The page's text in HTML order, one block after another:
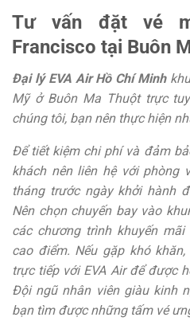
Tư vấn đặt vé
Francisco tại Buôn
Đại lý EVA Air Hồ Chí Minh
Mỹ ở Buôn Ma Thuột trực
chúng tôi, bạn nên thực hiện
Để tiết kiệm chi phí và đảm
khách nên liên hệ với phòng
tháng trước ngày khởi hành
Nên chọn chuyến bay vào
các chương trình khuyến
cao điểm. Nếu gặp khó
trực tiếp với EVA Air để được
Đội ngũ nhân viên giàu kinh
bạn tìm được những tấm vé